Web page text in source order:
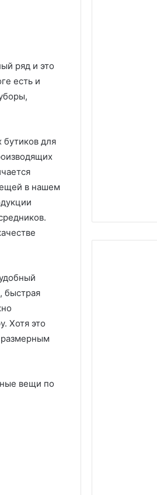
ряд и это
есть и
бутиков для
в нашем
быстрая
Хотя это
размерным
вещи по